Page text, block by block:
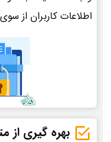
اطلاعات کاربران از
بهره گیری از